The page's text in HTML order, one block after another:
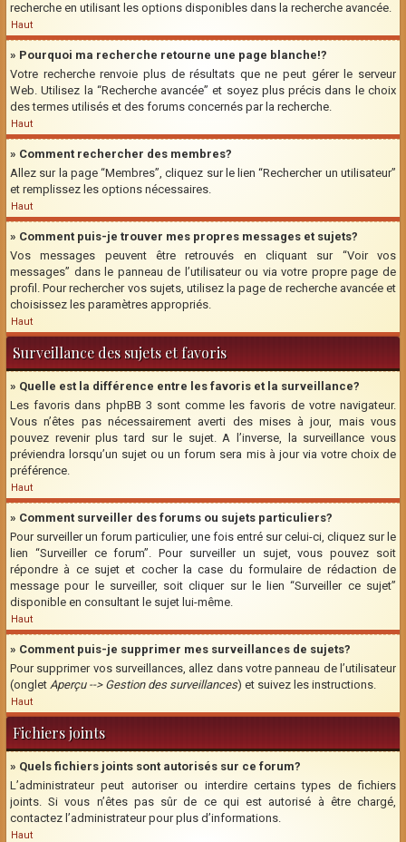
recherche en utilisant les options disponibles dans la recherche avancée.
Haut
» Pourquoi ma recherche retourne une page blanche!?
Votre recherche renvoie plus de résultats que ne peut gérer le serveur
Web. Utilisez la “Recherche avancée” et soyez plus précis dans le choix
des termes utilisés et des forums concernés par la recherche.
Haut
» Comment rechercher des membres?
Allez sur la page “Membres”, cliquez sur le lien “Rechercher un utilisateur”
et remplissez les options nécessaires.
Haut
» Comment puis-je trouver mes propres messages et sujets?
Vos messages peuvent être retrouvés en cliquant sur “Voir vos
messages” dans le panneau de l’utilisateur ou via votre propre page de
profil. Pour rechercher vos sujets, utilisez la page de recherche avancée et
choisissez les paramètres appropriés.
Haut
Surveillance des sujets et favoris
» Quelle est la différence entre les favoris et la surveillance?
Les favoris dans phpBB 3 sont comme les favoris de votre navigateur.
Vous n’êtes pas nécessairement averti des mises à jour, mais vous
pouvez revenir plus tard sur le sujet. A l’inverse, la surveillance vous
préviendra lorsqu’un sujet ou un forum sera mis à jour via votre choix de
préférence.
Haut
» Comment surveiller des forums ou sujets particuliers?
Pour surveiller un forum particulier, une fois entré sur celui-ci, cliquez sur le
lien “Surveiller ce forum”. Pour surveiller un sujet, vous pouvez soit
répondre à ce sujet et cocher la case du formulaire de rédaction de
message pour le surveiller, soit cliquer sur le lien “Surveiller ce sujet”
disponible en consultant le sujet lui-même.
Haut
» Comment puis-je supprimer mes surveillances de sujets?
Pour supprimer vos surveillances, allez dans votre panneau de l’utilisateur
(onglet Aperçu --> Gestion des surveillances) et suivez les instructions.
Haut
Fichiers joints
» Quels fichiers joints sont autorisés sur ce forum?
L’administrateur peut autoriser ou interdire certains types de fichiers
joints. Si vous n’êtes pas sûr de ce qui est autorisé à être chargé,
contactez l’administrateur pour plus d’informations.
Haut